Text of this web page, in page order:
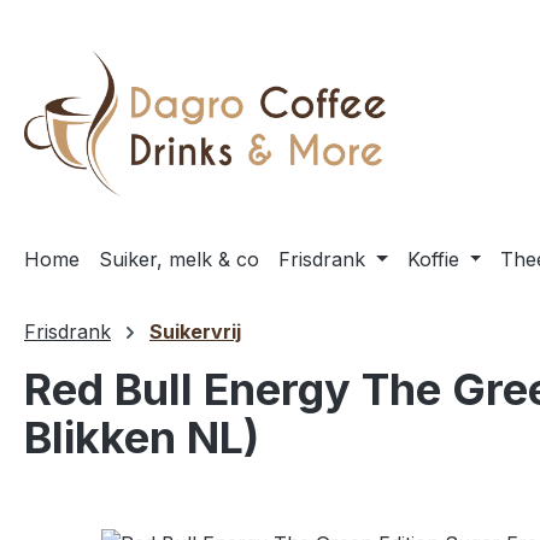
Home Suiker, melk & co Frisdrank Koffie
Frisdrank Suikervrij
Red Bull Energy The
Blikken NL)